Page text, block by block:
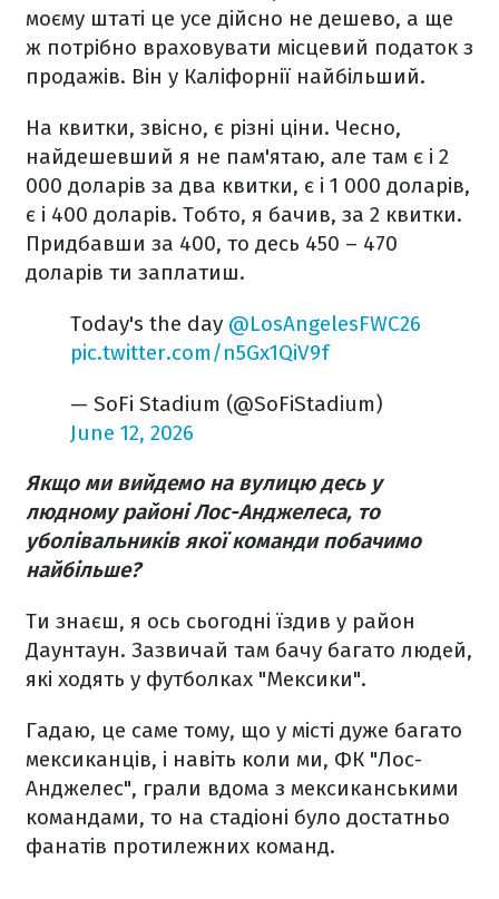
моєму штаті це усе дійсно не дешево, а ще
ж потрібно враховувати місцевий податок з
продажів. Він у Каліфорнії найбільший.
На квитки, звісно, є різні ціни. Чесно,
найдешевший я не пам'ятаю, але там є і 2
000 доларів за два квитки, є і 1 000 доларів,
є і 400 доларів. Тобто, я бачив, за 2 квитки.
Придбавши за 400, то десь 450 – 470
доларів ти заплатиш.
Today's the day @LosAngelesFWC26
pic.twitter.com/n5Gx1QiV9f
— SoFi Stadium (@SoFiStadium)
June 12, 2026
Якщо ми вийдемо на вулицю десь у
людному районі Лос-Анджелеса, то
уболівальників якої команди побачимо
найбільше?
Ти знаєш, я ось сьогодні їздив у район
Даунтаун. Зазвичай там бачу багато людей,
які ходять у футболках "Мексики".
Гадаю, це саме тому, що у місті дуже багато
мексиканців, і навіть коли ми, ФК "Лос-
Анджелес", грали вдома з мексиканськими
командами, то на стадіоні було достатньо
фанатів протилежних команд.